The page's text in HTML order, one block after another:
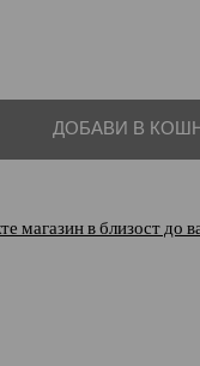
ДОБАВИ В
магазин в близост до